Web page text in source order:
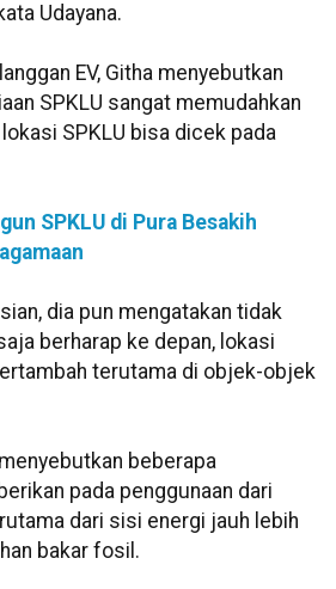
Udayana.
EV, Githa menyebutkan
SPKLU sangat memudahkan
SPKLU bisa dicek pada
SPKLU di Pura Besakih
dia pun mengatakan tidak
berharap ke depan, lokasi
terutama di objek-objek
beberapa
pada penggunaan dari
dari sisi energi jauh lebih
bakar fosil.